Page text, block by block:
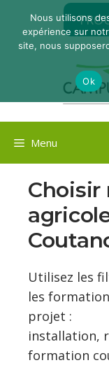
contenu
Menu
Utilisez les
les
projet :
installation,
formation
Nous utilisons
expérience sur
site, nous
Ok